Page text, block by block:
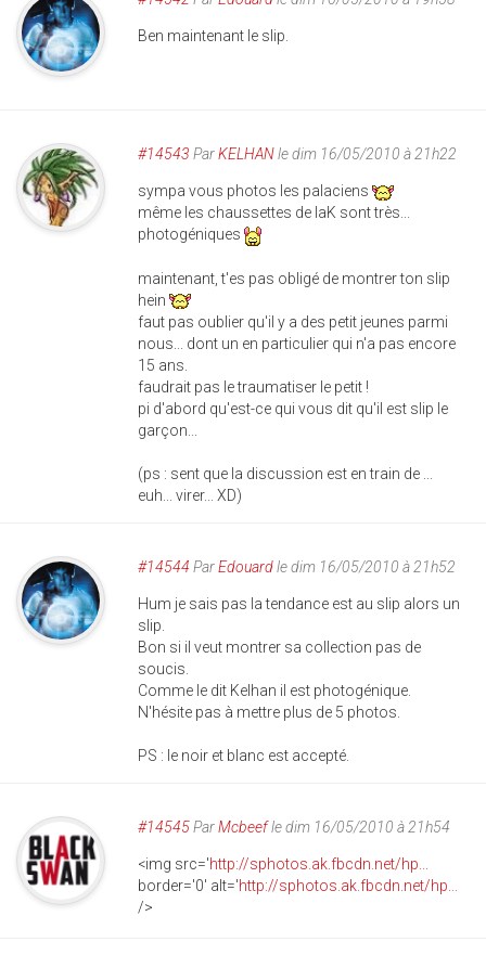
Ben maintenant le slip.
#14543 ParKELHANle dim 16/05/2010 à 21h22
sympa vous photos les palaciens
même les chaussettes de IaK sont très...
photogéniques
maintenant, t'es pas obligé de montrer ton slip
hein
faut pas oublier qu'il y a des petit jeunes parmi
nous... dont un en particulier qui n'a pas encore
15 ans.
faudrait pas le traumatiser le petit !
pi d'abord qu'est-ce qui vous dit qu'il est slip le
garçon...
(ps : sent que la discussion est en train de ...
euh... virer... XD)
#14544 ParEdouardle dim 16/05/2010 à 21h52
Hum je sais pas la tendance est au slip alors un
slip.
Bon si il veut montrer sa collection pas de
soucis.
Comme le dit Kelhan il est photogénique.
N'hésite pas à mettre plus de 5 photos.
PS : le noir et blanc est accepté.
#14545ParMcbeefle dim 16/05/2010 à 21h54
<img src='http://sphotos.ak.fbcdn.net/hp...
border='0' alt='http://sphotos.ak.fbcdn.net/hp...
/>